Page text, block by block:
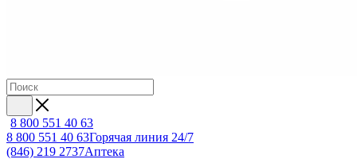
8 800 551 40 63
8 800 551 40 63Горячая линия 24/7
(846) 219 2737Аптека